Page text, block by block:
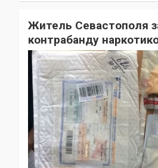
Житель Севастополя
контрабанду